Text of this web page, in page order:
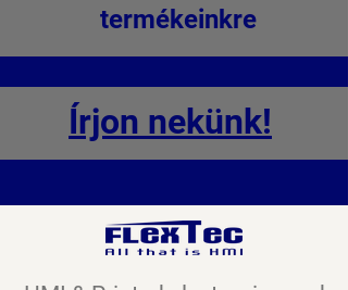
termékeinkre
Írjon nekünk!